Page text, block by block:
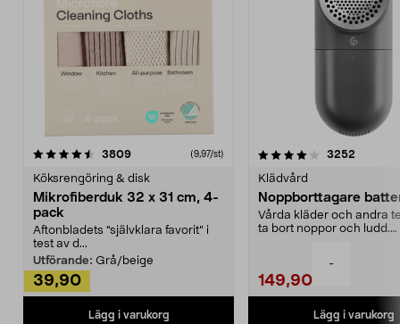
-
3809recensioner (9,97/st)
Köksrengöring & disk
Mikrofiberduk 32 x 31 cm, 4-
pack
Aftonbladets "självklara favorit” i
test av d...
Utförande: Grå/beige
39,90
Lägg i varukorg
4.0av 5 stjärnor 3252
Klädvård
Noppborttagare
Vårda kläder och andra
ta bort noppor och ludd.
149,90
Lägg i varukorg
4.5av 5 stjärnor